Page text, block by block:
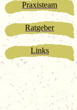
Praxisteam
Ratgeber
Links